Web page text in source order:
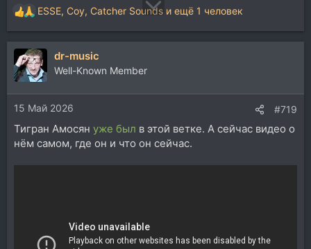
Р
е
а
к
ц
и
и
:
ESSE, Coy, Catcher Sounds и ещё 1 человек
dr-music
Well-Known Member
15 Май 2026 #719
Тигран Амосян уже был в этой ветке. А сейчас видео о
нём самом, где он и что он сейчас.